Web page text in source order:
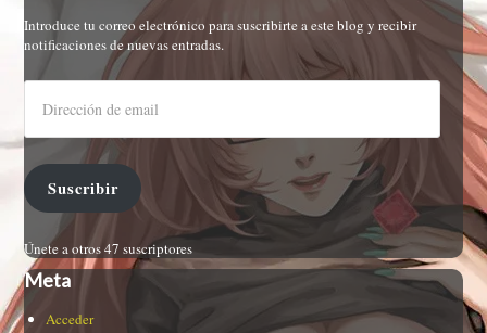
Introduce tu correo electrónico para suscribirte a este blog y recibir
notificaciones de nuevas entradas.
Suscribir
Únete a otros 47 suscriptores
Meta
Acceder